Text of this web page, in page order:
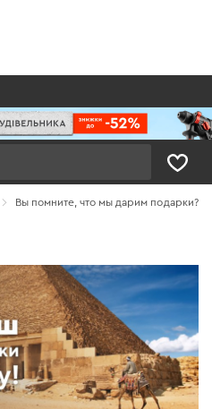
Вы помните, что мы дарим подарки?